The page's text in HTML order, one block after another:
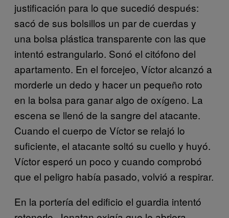
justificación para lo que sucedió después:
sacó de sus bolsillos un par de cuerdas y
una bolsa plástica transparente con las que
intentó estrangularlo. Sonó el citófono del
apartamento. En el forcejeo, Víctor alcanzó a
morderle un dedo y hacer un pequeño roto
en la bolsa para ganar algo de oxígeno. La
escena se llenó de la sangre del atacante.
Cuando el cuerpo de Víctor se relajó lo
suficiente, el atacante soltó su cuello y huyó.
Víctor esperó un poco y cuando comprobó
que el peligro había pasado, volvió a respirar.
En la portería del edificio el guardia intentó